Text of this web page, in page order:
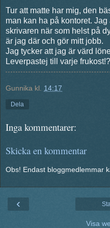
Tur att matte har mig, den
man kan ha på kontoret.
skrivaren när som helst på
är jag där och gör mitt jobb.
Jag tycker att jag är värd
Leverpastej till varje
Gunnika kl. 14:17
Dela
Inga kommentarer:
Skicka en kommentar
Obs! Endast bloggmedlemmar
‹
Visa